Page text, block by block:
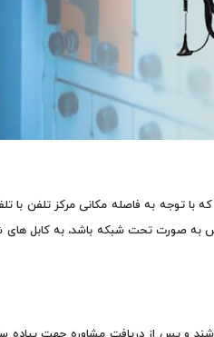
توجه به فاصله مکانی مرکز تلفن با
به صورت تحت شبکه باشد، به کابل های